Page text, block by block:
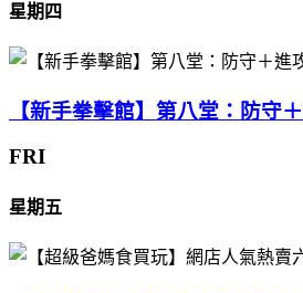
星期四
【新手拳擊館】第八堂：防守
FRI
星期五